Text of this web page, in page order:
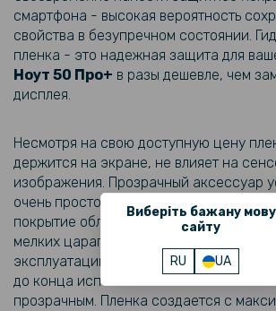
Виберіть бажану мову
сайту
RU UA
399 грн
469 грн
Чехол книжка Epik iFace Retro Leather для
Противоударный чехол XUNDD для Infinix
331 грн
389 грн
Чехол книжка Velvet Leather Case для
смартфона - высокая вероятность
свойства в безупречном состоянии.
пленка - это надежная защита для
Ноут 50 Про+ в разы дешевле, чем
дисплея.
Несмотря на свою доступную цену
держится на экране, не влияет на
изображения. Прозрачный аксессуар
очень просто, содержит клейкую
покрытие обладает способностью
мелких царапин, что увеличивает его
эксплуатации. Снижает количество
до конца использования остается
прозрачным. Пленка создается с